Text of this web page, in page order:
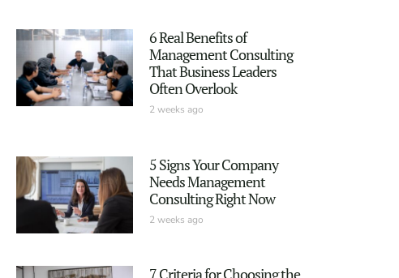
6 Real Benefits of
Management Consulting
That Business Leaders
Often Overlook
2 weeks ago
5 Signs Your Company
Needs Management
Consulting Right Now
2 weeks ago
7 Criteria for Choosing the